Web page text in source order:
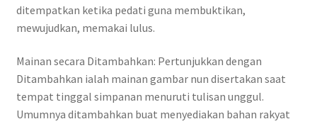
ditempatkan ketika pedati guna membuktikan,
mewujudkan, memakai lulus.
Mainan secara Ditambahkan: Pertunjukkan dengan
Ditambahkan ialah mainan gambar nun disertakan saat
tempat tinggal simpanan menuruti tulisan unggul.
Umumnya ditambahkan buat menyediakan bahan rakyat